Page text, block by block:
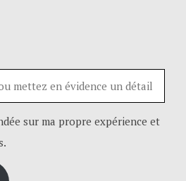
sur ma propre expérience et